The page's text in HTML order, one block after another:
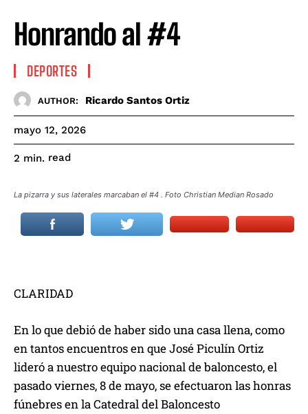
Honrando al #4
DEPORTES
AUTHOR: Ricardo Santos Ortiz
mayo 12, 2026
2 min. read
La pizarra y sus laterales marcaban el #4 . Foto Christian Median Rosado
CLARIDAD
En lo que debió de haber sido una casa llena, como
en tantos encuentros en que José Piculín Ortiz
lideró a nuestro equipo nacional de baloncesto, el
pasado viernes, 8 de mayo, se efectuaron las honras
fúnebres en la Catedral del Baloncesto